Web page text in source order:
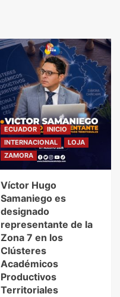
ECUADOR
INICIO
INTERNACIONAL
LOJA
ZAMORA
Víctor Hugo
Samaniego es
designado
representante de la
Zona 7 en los
Clústeres
Académicos
Productivos
Territoriales